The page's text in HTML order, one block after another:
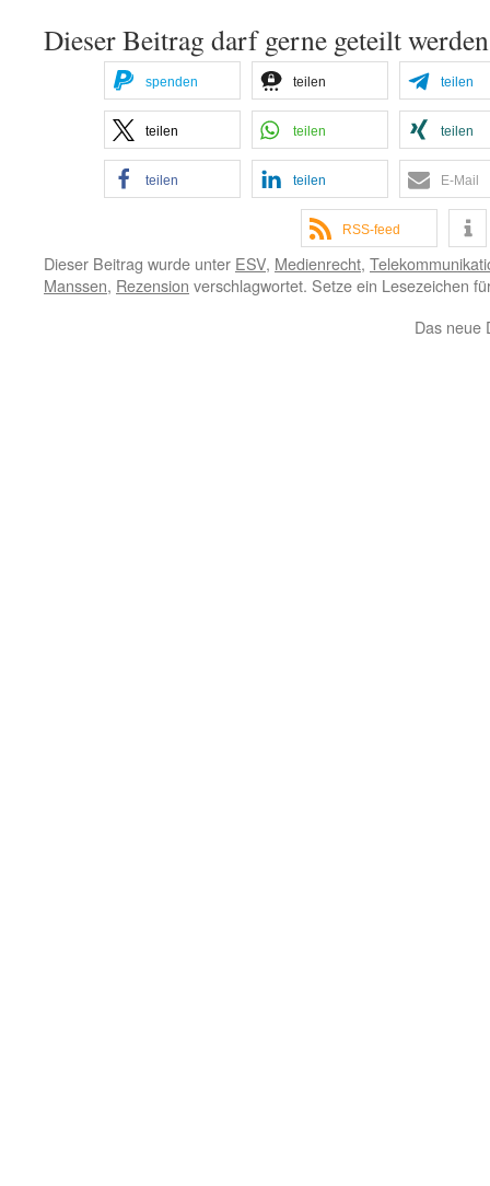
Dieser Beitrag darf gerne geteilt
spenden teilen teilen
teilen teilen teilen
teilen teilen E-Mail
RSS-feed
Dieser Beitrag wurde unter ESV, Medienrecht,
Manssen, Rezension verschlagwortet. Setze ein Lesezeichen
Das neue